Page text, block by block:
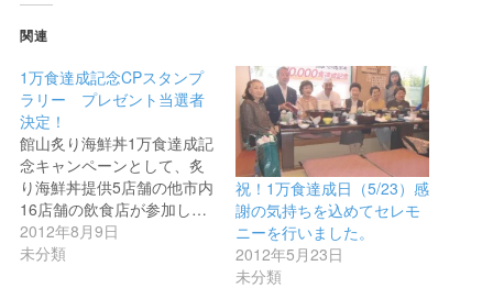
関連
1万食達成記念CPスタンプ
ラリー プレゼント当選者
決定！
館山炙り海鮮丼1万食達成記
念キャンペーンとして、炙
り海鮮丼提供5店舗の他市内
16店舗の飲食店が参加し…
2012年8月9日
未分類
祝！1万食達成日（5/23）感
謝の気持ちを込めてセレモ
ニーを行いました。
2012年5月23日
未分類